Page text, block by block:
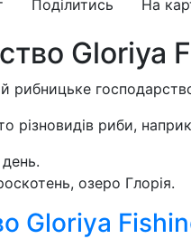
Поділитись На
Gloriya
рибницьке
різновидів риби,
озеро Глорія.
Gloriya